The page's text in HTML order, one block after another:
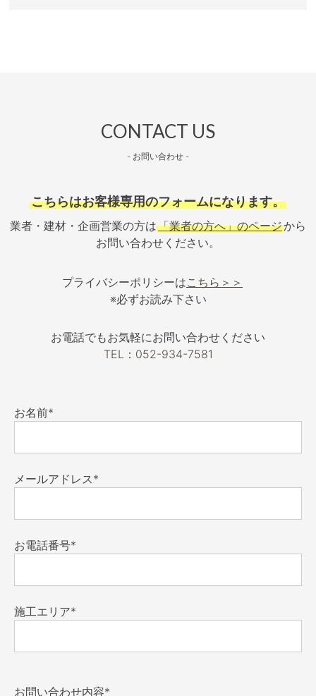
CONTACT US
- お問い合わせ -
こちらはお客様専用のフォームになります。
業者・建材・企画営業の方は「業者の方へ」のページから
お問い合わせください。
プライバシーポリシーはこちら＞＞
※必ずお読み下さい
お電話でもお気軽にお問い合わせください
TEL：052-934-7581
お名前*
メールアドレス*
お電話番号*
施工エリア*
お問い合わせ内容*